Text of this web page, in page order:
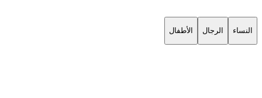
النساء الرجال الأطفال